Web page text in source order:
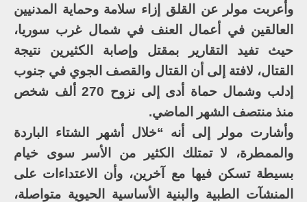
وأعربت مولر عن القلق إزاء سلامة وحماية المدنيين
العالقين في أعمال العنف في شمال غرب سوريا،
حيث تفيد التقارير بمقتل وإصابة الكثيرين نتيجة
القتال، لافتة إلى أن القتال والقصف الجوي في جنوب
إدلب وشمال حماة أدى إلى نزوح 270 ألف شخص
منذ منتصف الشهر الماضي.
وأشارت مولر إلى أنه “خلال أشهر الشتاء الباردة
والممطرة، لا تمتلك الكثير من الأسر سوى خيام
بسيطة تسكن فيها مع آخرين، وأن الاعتداءات على
المنشآت الطبية والبنية الأساسية الحيوية متواصلة،